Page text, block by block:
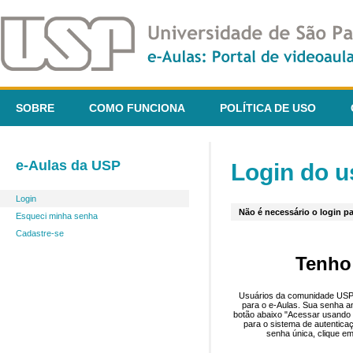
SOBRE COMO FUNCIONA POLÍTICA DE USO
e-Aulas da USP
Login
Esqueci minha senha
Cadastre-se
Login do
Não é necessário o login
Usuários da comunidade
para o e-Aulas. Sua senha
botão abaixo "Acessar
para o sistema de
senha única, clique